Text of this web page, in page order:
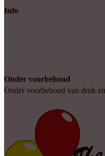
Info
Onder voorbehoud
Onder voorbehoud van druk